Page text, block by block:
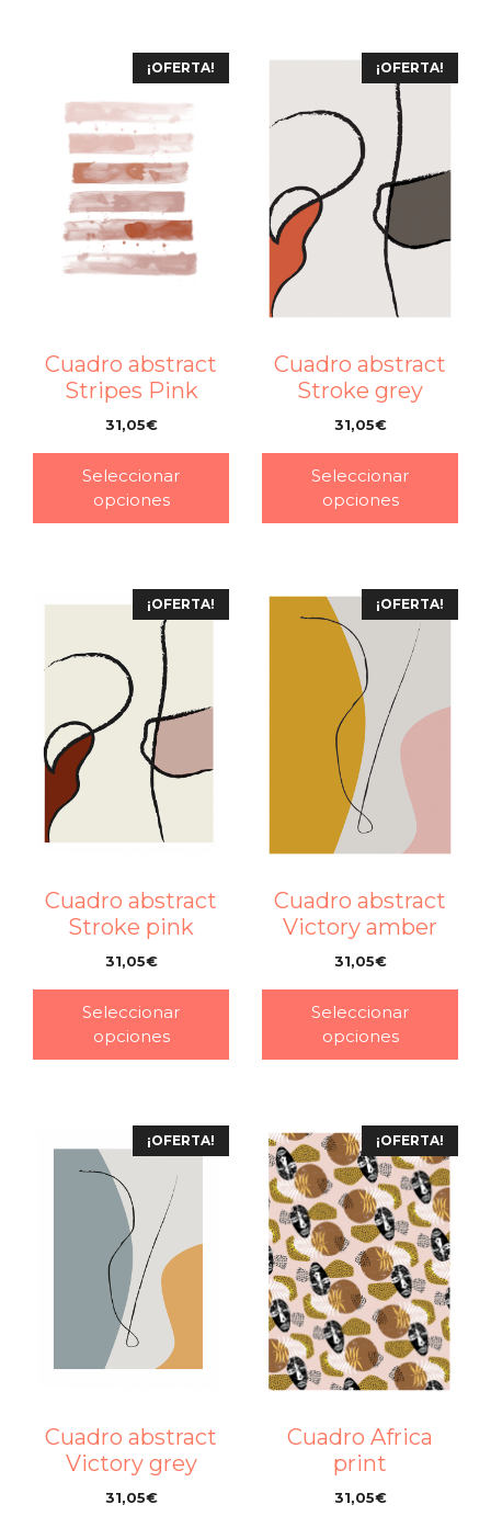
¡OFERTA!
Cuadro abstract
Stripes Pink
31,05€
Seleccionar
opciones
¡OFERTA!
Cuadro abstract
Stroke grey
31,05€
Seleccionar
opciones
¡OFERTA!
Cuadro abstract
Stroke pink
31,05€
Seleccionar
opciones
¡OFERTA!
Cuadro abstract
Victory amber
31,05€
Seleccionar
opciones
¡OFERTA!
Cuadro abstract
Victory grey
31,05€
¡OFERTA!
Cuadro Africa
print
31,05€